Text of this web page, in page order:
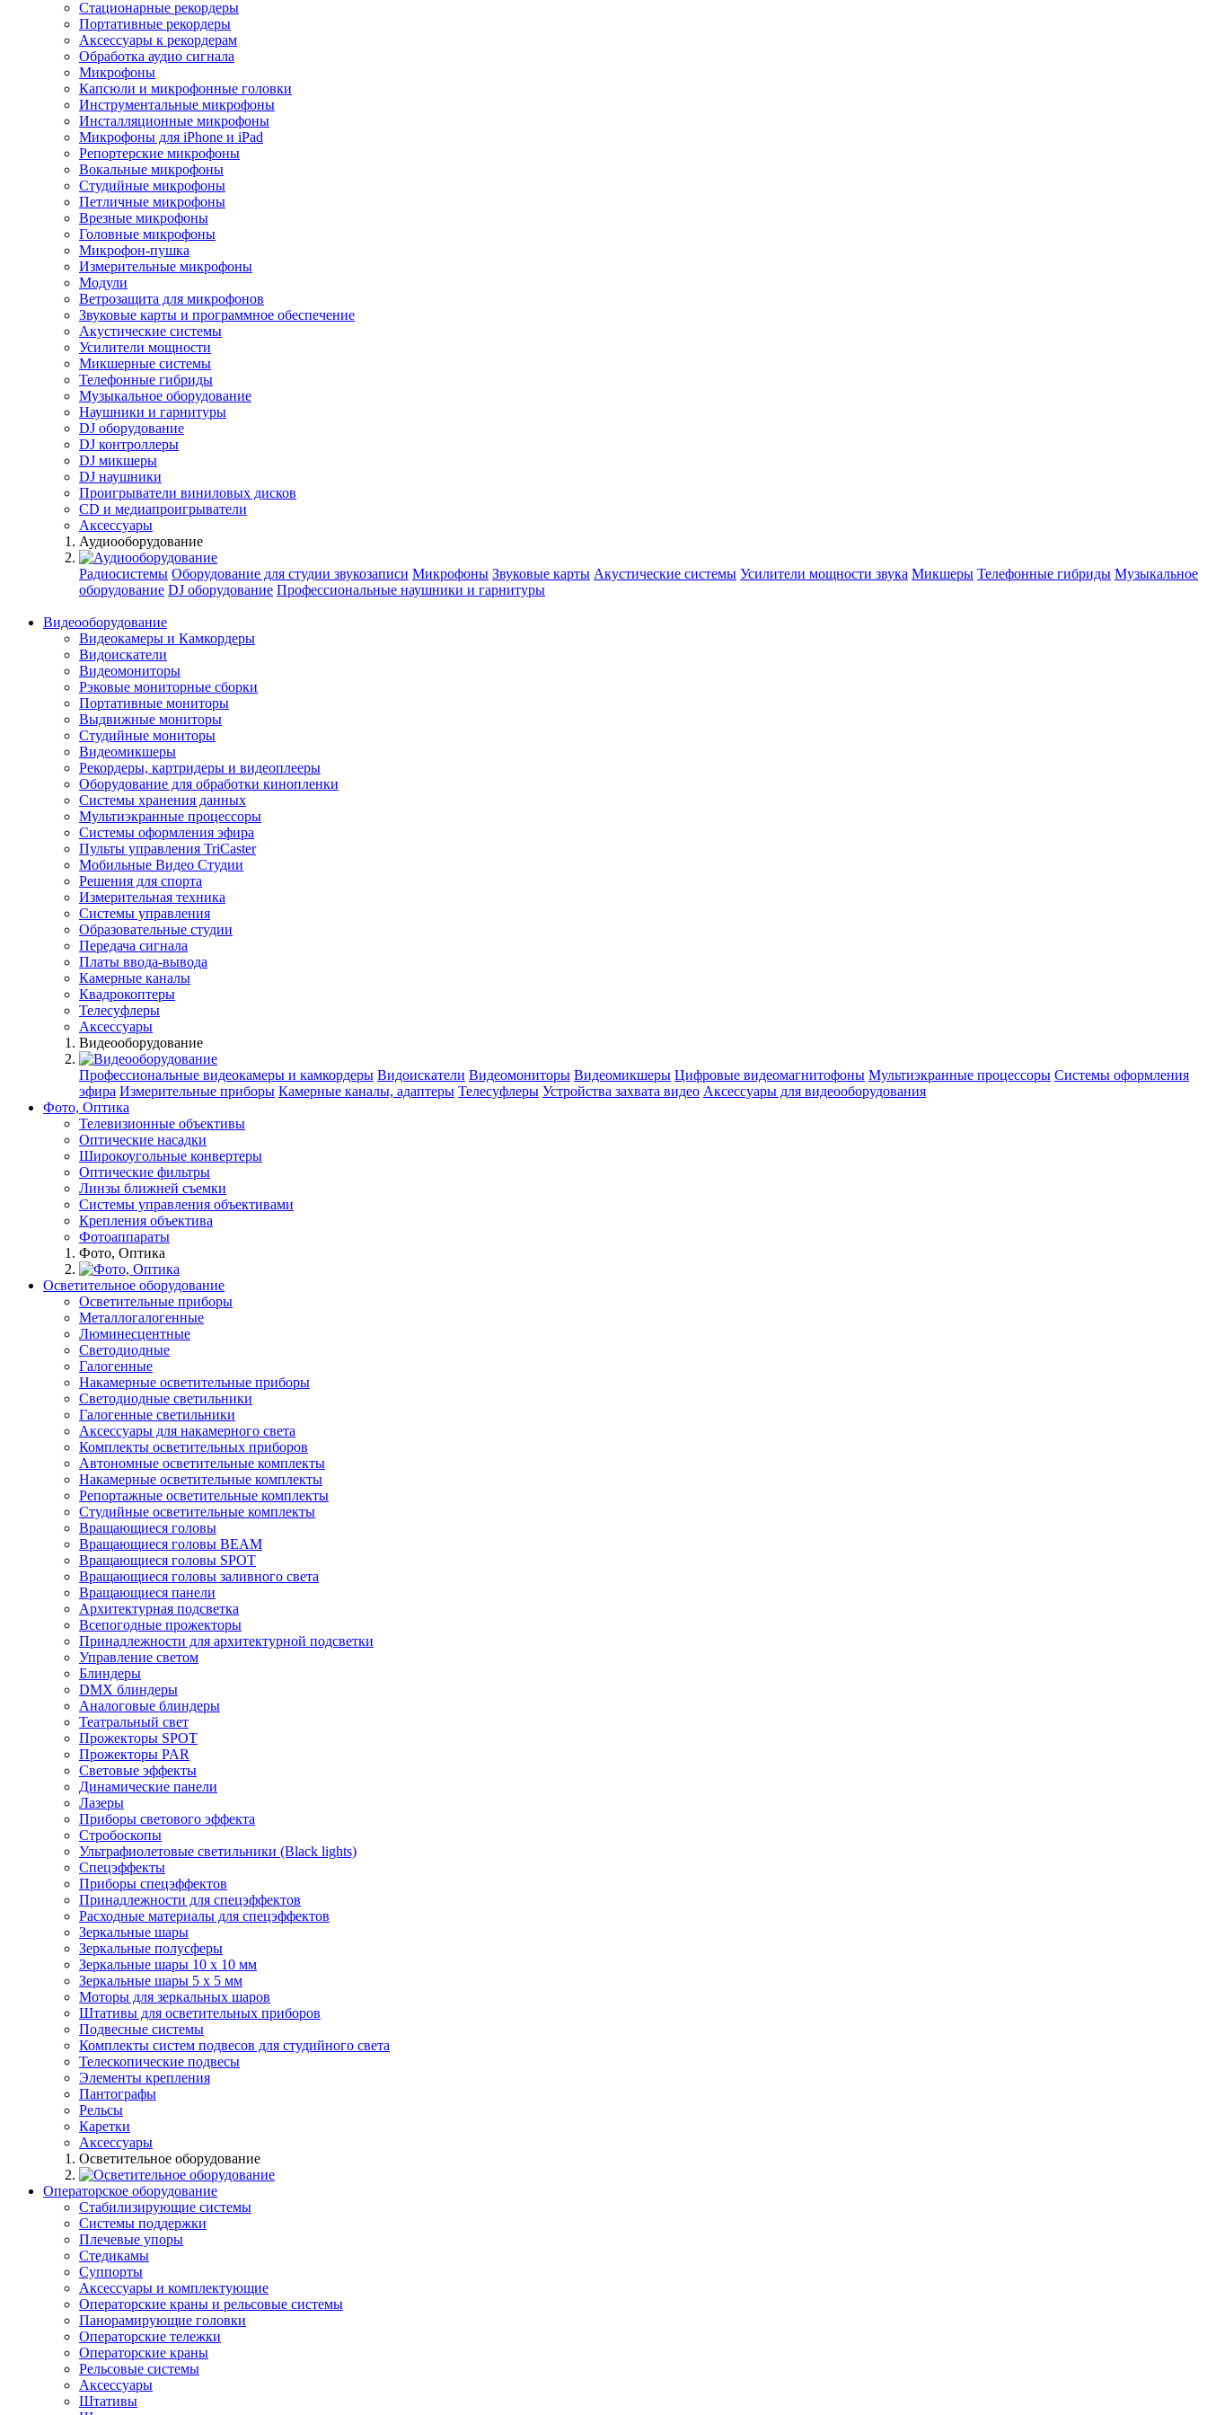
Стационарные рекордеры
Портативные рекордеры
Аксессуары к рекордерам
Обработка аудио сигнала
Микрофоны
Капсюли и микрофонные головки
Инструментальные микрофоны
Инсталляционные микрофоны
Микрофоны для iPhone и iPad
Репортерские микрофоны
Вокальные микрофоны
Студийные микрофоны
Петличные микрофоны
Врезные микрофоны
Головные микрофоны
Микрофон-пушка
Измерительные микрофоны
Модули
Ветрозащита для микрофонов
Звуковые карты и программное обеспечение
Акустические системы
Усилители мощности
Микшерные системы
Телефонные гибриды
Музыкальное оборудование
Наушники и гарнитуры
DJ оборудование
DJ контроллеры
DJ микшеры
DJ наушники
Проигрыватели виниловых дисков
СD и медиапроигрыватели
Аксессуары
Аудиооборудование
Радиосистемы Оборудование для студии звукозаписи Микрофоны Звуковые карты Акустические системы Усилители мощности звука Микшеры Телефонные гибриды Музыкальное
оборудование DJ оборудование Профессиональные наушники и гарнитуры
Видеооборудование
Видеокамеры и Камкордеры
Видоискатели
Видеомониторы
Рэковые мониторные сборки
Портативные мониторы
Выдвижные мониторы
Студийные мониторы
Видеомикшеры
Рекордеры, картридеры и видеоплееры
Оборудование для обработки кинопленки
Системы хранения данных
Мультиэкранные процессоры
Системы оформления эфира
Пульты управления TriCaster
Мобильные Видео Студии
Решения для спорта
Измерительная техника
Системы управления
Образовательные студии
Передача сигнала
Платы ввода-вывода
Камерные каналы
Квадрокоптеры
Телесуфлеры
Аксессуары
Видеооборудование
Профессиональные видеокамеры и камкордеры Видоискатели Видеомониторы Видеомикшеры Цифровые видеомагнитофоны Мультиэкранные процессоры Системы оформления
эфира Измерительные приборы Камерные каналы, адаптеры Телесуфлеры Устройства захвата видео Аксессуары для видеооборудования
Фото, Оптика
Телевизионные объективы
Оптические насадки
Широкоугольные конвертеры
Оптические фильтры
Линзы ближней съемки
Системы управления объективами
Крепления объектива
Фотоаппараты
Фото, Оптика
Осветительное оборудование
Осветительные приборы
Металлогалогенные
Люминесцентные
Светодиодные
Галогенные
Накамерные осветительные приборы
Светодиодные светильники
Галогенные светильники
Аксессуары для накамерного света
Комплекты осветительных приборов
Автономные осветительные комплекты
Накамерные осветительные комплекты
Репортажные осветительные комплекты
Студийные осветительные комплекты
Вращающиеся головы
Вращающиеся головы BEAM
Вращающиеся головы SPOT
Вращающиеся головы заливного света
Вращающиеся панели
Архитектурная подсветка
Всепогодные прожекторы
Принадлежности для архитектурной подсветки
Управление светом
Блиндеры
DMX блиндеры
Аналоговые блиндеры
Театральный свет
Прожекторы SPOT
Прожекторы PAR
Световые эффекты
Динамические панели
Лазеры
Приборы светового эффекта
Стробоскопы
Ультрафиолетовые светильники (Black lights)
Спецэффекты
Приборы спецэффектов
Принадлежности для спецэффектов
Расходные материалы для спецэффектов
Зеркальные шары
Зеркальные полусферы
Зеркальные шары 10 х 10 мм
Зеркальные шары 5 х 5 мм
Моторы для зеркальных шаров
Штативы для осветительных приборов
Подвесные системы
Комплекты систем подвесов для студийного света
Телескопические подвесы
Элементы крепления
Пантографы
Рельсы
Каретки
Аксессуары
Осветительное оборудование
Операторское оборудование
Стабилизирующие системы
Системы поддержки
Плечевые упоры
Стедикамы
Суппорты
Аксессуары и комплектующие
Операторские краны и рельсовые системы
Панорамирующие головки
Операторские тележки
Операторские краны
Рельсовые системы
Аксессуары
Штативы